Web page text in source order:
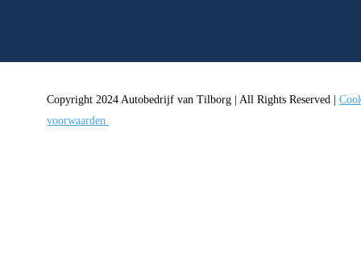
Copyright 2024 Autobedrijf van Tilborg | All Rights Reserved |
voorwaarden